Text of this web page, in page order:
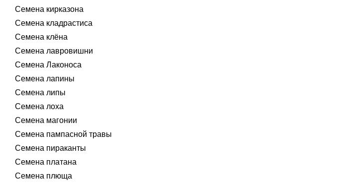
Семена кирказона
Семена кладрастиса
Семена клёна
Семена лавровишни
Семена Лаконоса
Семена лапины
Семена липы
Семена лоха
Семена магонии
Семена пампасной травы
Семена пираканты
Семена платана
Семена плюща